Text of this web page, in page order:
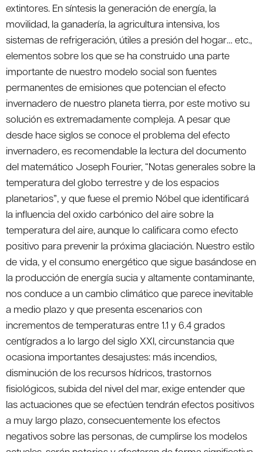
extintores. En síntesis la generación de energía, la
movilidad, la ganadería, la agricultura intensiva, los
sistemas de refrigeración, útiles a presión del hogar… etc.,
elementos sobre los que se ha construido una parte
importante de nuestro modelo social son fuentes
permanentes de emisiones que potencian el efecto
invernadero de nuestro planeta tierra, por este motivo su
solución es extremadamente compleja. A pesar que
desde hace siglos se conoce el problema del efecto
invernadero, es recomendable la lectura del documento
del matemático Joseph Fourier, “Notas generales sobre la
temperatura del globo terrestre y de los espacios
planetarios”, y que fuese el premio Nóbel que identificará
la influencia del oxido carbónico del aire sobre la
temperatura del aire, aunque lo calificara como efecto
positivo para prevenir la próxima glaciación. Nuestro estilo
de vida, y el consumo energético que sigue basándose en
la producción de energía sucia y altamente contaminante,
nos conduce a un cambio climático que parece inevitable
a medio plazo y que presenta escenarios con
incrementos de temperaturas entre 1.1 y 6.4 grados
centígrados a lo largo del siglo XXI, circunstancia que
ocasiona importantes desajustes: más incendios,
disminución de los recursos hídricos, trastornos
fisiológicos, subida del nivel del mar, exige entender que
las actuaciones que se efectúen tendrán efectos positivos
a muy largo plazo, consecuentemente los efectos
negativos sobre las personas, de cumplirse los modelos